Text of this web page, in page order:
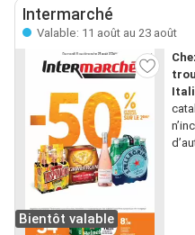
Intermarché
Valable: 11 août au 23 août
Bientôt valable